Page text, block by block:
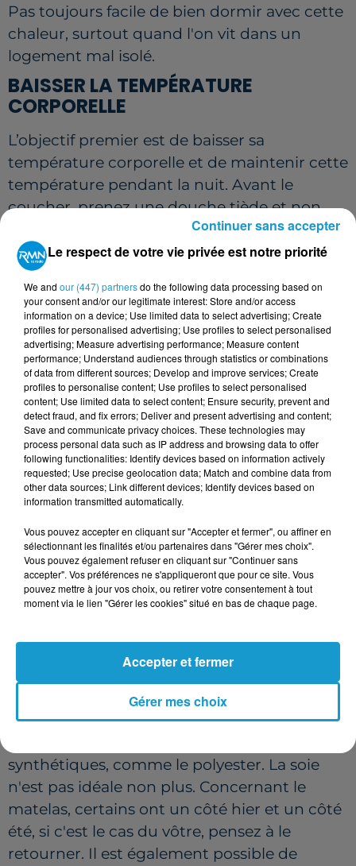
Pas toujours facile de bien dormir avec cette
chaleur, surtout quand l'on vit dans un
logement mal isolé.
BAISSER LA TEMPÉRATURE
CORPORELLE
L’objectif premier est de baisser sa
température corporelle et de maintenir cette
température pendant la nuit. Avant le
coucher, prenez une douche tiède et non
froide, sinon ça enclenche des mécanismes
de réchauffement dans votre organisme.
Pour le repas, mangez léger : des crudités,
des fruits, un gaspacho, un yaourt... Un repas
copieux ou épicé le soir rend la digestion
plus longue, ce qui sollicite l'organisme et
accroît la sensation de chaleur.
FERMER SES VOLETS,
VENTILATEURS, BOUILLOTTE D'EAU
FROIDE DANS LE LIT...
Côté logement, il faut ouvrir les fenêtres le
matin ou la nuit si vous le pouvez (attention
cependant aux cambriolages surtout au rez-
de-chaussée) et les refermer dès que la
chaleur revient, ainsi que les stores et les
volets. Si vous avez un ventilateur, mettez
une bouteille d'eau congelée ou des glaçons
l’extérieur, pour rafraîchir la pièce.
En ce qui concerne votre linge de lit, optez
pour des draps et taies d'oreiller en matières
naturelles : lin lavé ou coton (percale ou
synthétiques, comme le polyester. La soie
n'est pas idéale non plus. Concernant le
matelas, certains ont un côté hier et un côté
été, si c'est le cas du vôtre, pensez à le
retourner. Il est également possible de
Le respect de votre vie privée est notre priorité
We and our (447) partnersdo the following data processing based on
your consent and/or our legitimate interest: Store and/or access
information on a device; Use limited data to select advertising; Create
profiles for personalised advertising; Use profiles to select personalised
advertising; Measure advertising performance; Measure content
performance; Understand audiences through statistics or combinations
of data from different sources; Develop and improve services; Create
profiles to personalise content; Use profiles to select personalised
content; Use limited data to select content; Ensure security, prevent and
detect fraud, and fix errors; Deliver and present advertising and content;
Save and communicate privacy choices. These technologies may
process personal data such as IP address and browsing data to offer
following functionalities: Identify devices based on information actively
requested; Use precise geolocation data; Match and combine data from
other data sources; Link different devices; Identify devices based on
information transmitted automatically.
Vous pouvez accepter en cliquant sur "Accepter et fermer", ou affiner en
sélectionnant les finalités et/ou partenaires dans "Gérer mes choix".
Vous pouvez également refuser en cliquant sur "Continuer sans
accepter". Vos préférences ne s'appliqueront que pour ce site. Vous
pouvez mettre à jour vos choix, ou retirer votre consentement à tout
moment via le lien "Gérer les cookies" situé en bas de chaque page.
Gérer mes choix
Accepter et fermer
Continuer sans accepter